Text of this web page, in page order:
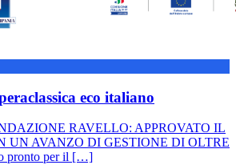
eco italiano
RAVELLO: APPROVATO IL
UN AVANZO DI GESTIONE DI OLTRE
pronto per il […]